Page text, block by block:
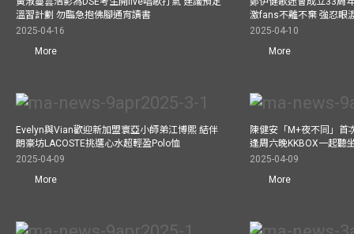
溫習計劃 勿臨急抱佛腳通宵讀書
2025-04-16
More
激fans不離不棄 強忍眼
2025-04-10
More
Evelyn與Vian歡迎新加盟寰亞小師弟江博熙 結伴
朗豪坊LACOSTE挑選心水超輕盈Polo恤
2025-04-09
More
陳健安「M+夜不同」首
逢周六晚KKBOX一起聽
2025-04-09
More